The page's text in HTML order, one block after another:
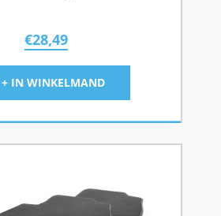
€28,49
+ IN WINKELMAND